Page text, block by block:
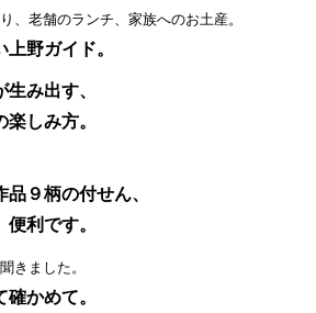
、老舗のランチ、家族へのお土産。
野ガイド。
み出す、
しみ方。
９柄の付せん、
利です。
きました。
かめて。